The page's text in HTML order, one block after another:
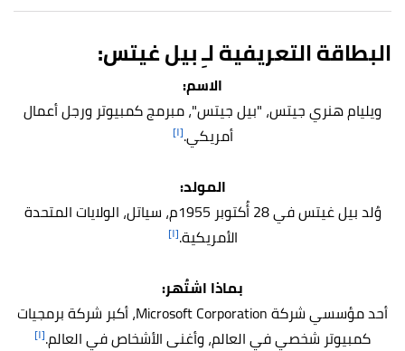
البطاقة التعريفية لـِ بيل غيتس:
الاسم:
ويليام هنري جيتس، "بيل جيتس"، مبرمج كمبيوتر ورجل أعمال
أمريكي.[١]
المولد:
وُلد بيل غيتس في 28 أُكتوبر 1955م، سياتل، الولايات المتحدة
الأمريكية.[١]
بماذا اشتُهر:
أحد مؤسسي شركة Microsoft Corporation، أكبر شركة برمجيات
كمبيوتر شخصي في العالم، وأغنى الأشخاص في العالم.[١]